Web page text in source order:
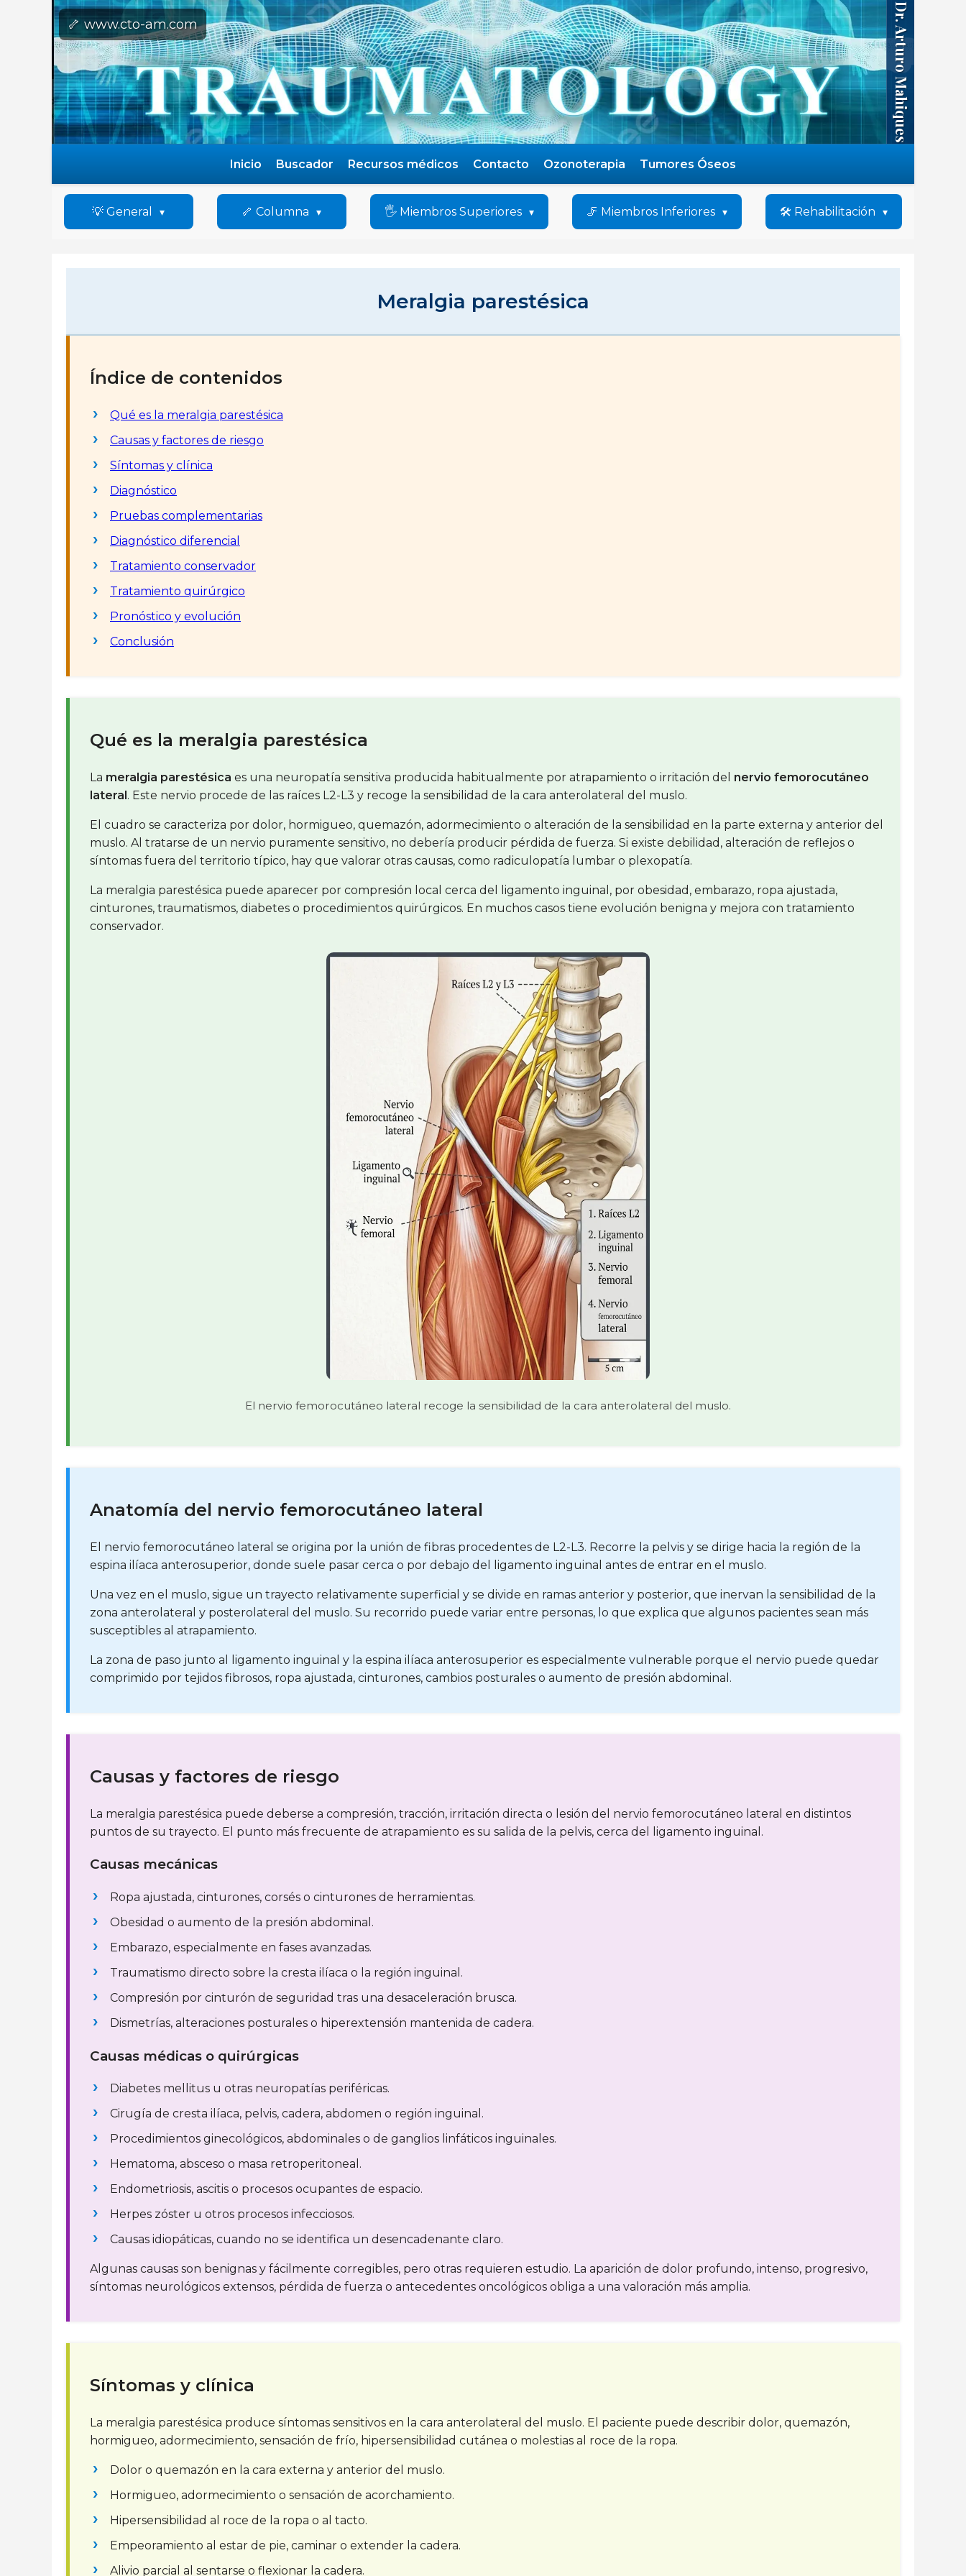
🦴 www.cto-am.com Dr. Arturo Mahiques
Inicio Buscador Recursos médicos Contacto Ozonoterapia Tumores Óseos
💡 General 🦴 Columna 🖐️ Miembros Superiores 🦵 Miembros Inferiores 🛠️ Rehabilitación
Meralgia parestésica
Índice de contenidos
Qué es la meralgia parestésica
Causas y factores de riesgo
Síntomas y clínica
Diagnóstico
Pruebas complementarias
Diagnóstico diferencial
Tratamiento conservador
Tratamiento quirúrgico
Pronóstico y evolución
Conclusión
Qué es la meralgia parestésica
La meralgia parestésica es una neuropatía sensitiva producida habitualmente por atrapamiento o irritación del nervio femorocutáneo
lateral. Este nervio procede de las raíces L2-L3 y recoge la sensibilidad de la cara anterolateral del muslo.
El cuadro se caracteriza por dolor, hormigueo, quemazón, adormecimiento o alteración de la sensibilidad en la parte externa y anterior del
muslo. Al tratarse de un nervio puramente sensitivo, no debería producir pérdida de fuerza. Si existe debilidad, alteración de reflejos o
síntomas fuera del territorio típico, hay que valorar otras causas, como radiculopatía lumbar o plexopatía.
La meralgia parestésica puede aparecer por compresión local cerca del ligamento inguinal, por obesidad, embarazo, ropa ajustada,
cinturones, traumatismos, diabetes o procedimientos quirúrgicos. En muchos casos tiene evolución benigna y mejora con tratamiento
conservador.
El nervio femorocutáneo lateral recoge la sensibilidad de la cara anterolateral del muslo.
Anatomía del nervio femorocutáneo lateral
El nervio femorocutáneo lateral se origina por la unión de fibras procedentes de L2-L3. Recorre la pelvis y se dirige hacia la región de la
espina ilíaca anterosuperior, donde suele pasar cerca o por debajo del ligamento inguinal antes de entrar en el muslo.
Una vez en el muslo, sigue un trayecto relativamente superficial y se divide en ramas anterior y posterior, que inervan la sensibilidad de la
zona anterolateral y posterolateral del muslo. Su recorrido puede variar entre personas, lo que explica que algunos pacientes sean más
susceptibles al atrapamiento.
La zona de paso junto al ligamento inguinal y la espina ilíaca anterosuperior es especialmente vulnerable porque el nervio puede quedar
comprimido por tejidos fibrosos, ropa ajustada, cinturones, cambios posturales o aumento de presión abdominal.
Causas y factores de riesgo
La meralgia parestésica puede deberse a compresión, tracción, irritación directa o lesión del nervio femorocutáneo lateral en distintos
puntos de su trayecto. El punto más frecuente de atrapamiento es su salida de la pelvis, cerca del ligamento inguinal.
Causas mecánicas
Ropa ajustada, cinturones, corsés o cinturones de herramientas.
Obesidad o aumento de la presión abdominal.
Embarazo, especialmente en fases avanzadas.
Traumatismo directo sobre la cresta ilíaca o la región inguinal.
Compresión por cinturón de seguridad tras una desaceleración brusca.
Dismetrías, alteraciones posturales o hiperextensión mantenida de cadera.
Causas médicas o quirúrgicas
Diabetes mellitus u otras neuropatías periféricas.
Cirugía de cresta ilíaca, pelvis, cadera, abdomen o región inguinal.
Procedimientos ginecológicos, abdominales o de ganglios linfáticos inguinales.
Hematoma, absceso o masa retroperitoneal.
Endometriosis, ascitis o procesos ocupantes de espacio.
Herpes zóster u otros procesos infecciosos.
Causas idiopáticas, cuando no se identifica un desencadenante claro.
Algunas causas son benignas y fácilmente corregibles, pero otras requieren estudio. La aparición de dolor profundo, intenso, progresivo,
síntomas neurológicos extensos, pérdida de fuerza o antecedentes oncológicos obliga a una valoración más amplia.
Síntomas y clínica
La meralgia parestésica produce síntomas sensitivos en la cara anterolateral del muslo. El paciente puede describir dolor, quemazón,
hormigueo, adormecimiento, sensación de frío, hipersensibilidad cutánea o molestias al roce de la ropa.
Dolor o quemazón en la cara externa y anterior del muslo.
Hormigueo, adormecimiento o sensación de acorchamiento.
Hipersensibilidad al roce de la ropa o al tacto.
Empeoramiento al estar de pie, caminar o extender la cadera.
Alivio parcial al sentarse o flexionar la cadera.